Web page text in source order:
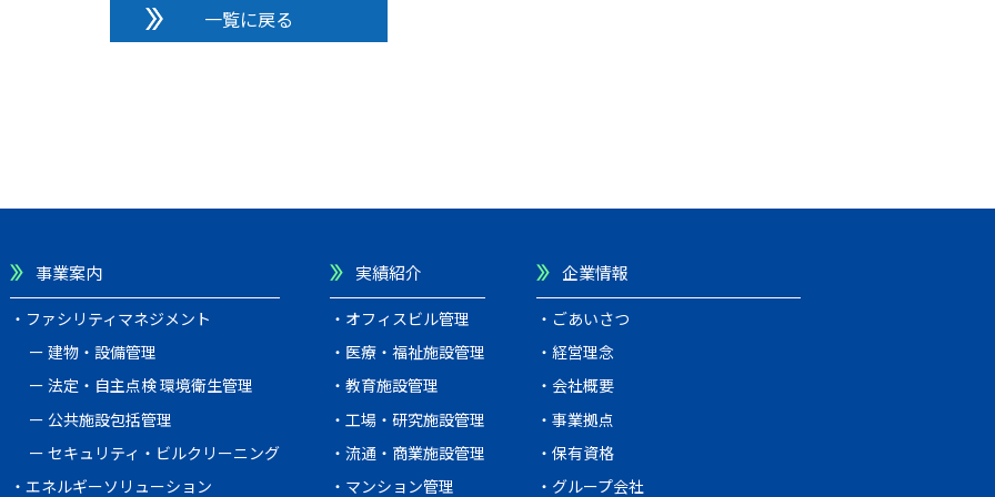
一覧に戻る
事業案内
ファシリティマネジメント
建物・設備管理
法定・自主点検 環境衛生管理
公共施設包括管理
セキュリティ・ビルクリーニング
エネルギーソリューション
実績紹介
オフィスビル管理
医療・福祉施設管理
教育施設管理
工場・研究施設管理
流通・商業施設管理
マンション管理
企業情報
ごあいさつ
経営理念
会社概要
事業拠点
保有資格
グループ会社